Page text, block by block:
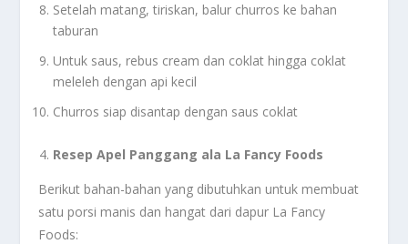
Setelah matang, tiriskan, balur churros ke bahan
taburan
Untuk saus, rebus cream dan coklat hingga coklat
meleleh dengan api kecil
Churros siap disantap dengan saus coklat
Resep Apel Panggang ala La Fancy Foods
Berikut bahan-bahan yang dibutuhkan untuk membuat
satu porsi manis dan hangat dari dapur La Fancy
Foods: